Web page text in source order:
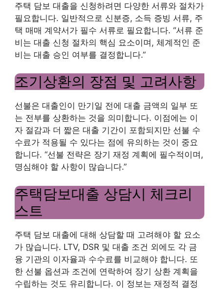
주택 담보 대출을 신청하려면 다양한 서류와 절차가
필요합니다. 일반적으로 신분증, 소득 증빙 서류, 주
택 매매 계약서가 필수 서류로 필요합니다. “서류 준
비는 대출 신청 절차의 핵심 요소이며, 체계적인 준
비는 대출 승인 여부를 결정합니다.”
조기상환의 장점 및 고려사항
선불은 대출인이 만기일 전에 대출 금액의 일부 또
는 전부를 상환하는 것을 의미합니다. 이점에는 이
자 절감과 더 짧은 대출 기간이 포함되지만 선불 수
수료가 적용될 수 있다는 점에 유의하는 것이 중요
합니다. “선불 전략은 장기 재정 계획에 필수적이며,
명심해야 할 사항이 많습니다.”
주택담보대출 상담시 체크리
스트
주택 담보 대출에 대해 상담할 때 고려해야 할 요소
가 많습니다. LTV, DSR 및 대출 조건 외에도 각 금
융 기관의 이자율과 수수료를 비교해야 합니다. 또
한 선불 옵션과 조건에 연락하여 장기 상환 계획을
수립하는 것도 유리합니다. 이 정보는 재정적 결정